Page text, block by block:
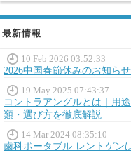
最新情報
10 Feb 2026 03:52:33
2026中国春節休みのお知らせ
19 May 2025 07:43:37
コントラアングルとは｜用
類・選び方を徹底解説
14 Mar 2024 08:35:10
歯科ポータブル レントゲン